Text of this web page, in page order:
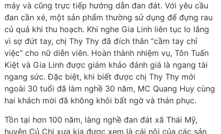
máy và cũng trực tiếp hướng dẫn đan đát. Với yêu cầu
đan cần xé, một sản phẩm thường sử dụng để đựng rau
củ quả khi thu hoạch. Khi nghe Gia Linh liên tục lo lắng
vì sợ đứt tay, chị Thy Thy đã đích thân “cầm tay chỉ
việc” cho nữ diễn viên. Hoàn thành nhiệm vụ, Tôn Tuấn
Kiệt và Gia Linh được giám khảo đánh giá là ngang tài
ngang sức. Đặc biệt, khi biết được chị Thy Thy mới
ngoài 30 tuổi đã làm nghề 30 năm, MC Quang Huy cùng
hai khách mời đã không khỏi bất ngờ và thán phục.
Tồn tại hơn 100 năm, làng nghề đan đát xã Thái Mỹ,
huyện Củ Chi xưa kia được xem là cái nôi của các sản